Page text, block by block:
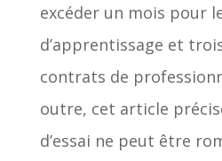
excéder un mois pour
d’apprentissage et
contrats de
outre, cet article
d’essai ne peut être